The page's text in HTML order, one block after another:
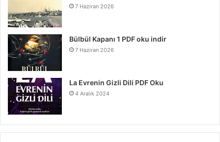
7 Haziran 2026
Bülbül Kapanı 1 PDF oku indir
7 Haziran 2026
La Evrenin Gizli Dili PDF Oku
4 Aralık 2024